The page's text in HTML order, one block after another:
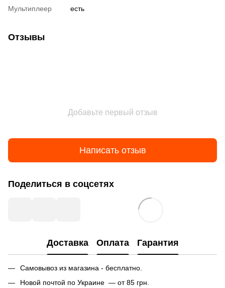
Мультиплеер есть
Отзывы
Добавьте первый отзыв
Написать отзыв
Поделиться в соцсетях
Доставка Оплата Гарантия
Самовывоз из магазина - бесплатно.
Новой почтой по Украине — от 85 грн.